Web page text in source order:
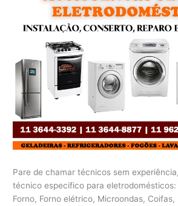
Pare de chamar técnicos sem
técnico especifico para eletrodomésticos:
Forno, Forno elétrico, Microondas,